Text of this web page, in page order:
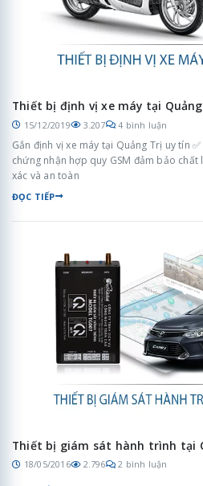
Thiết bị định vị xe máy tại
15/12/2019 3.207 4 bình luận
Gắn định vị xe máy tại Quảng Trị uy tín
chứng nhận hợp quy GSM đảm bảo
xác và an toàn
ĐỌC TIẾP
Thiết bị giám sát hành trình tại
18/05/2016 2.796 2 bình luận